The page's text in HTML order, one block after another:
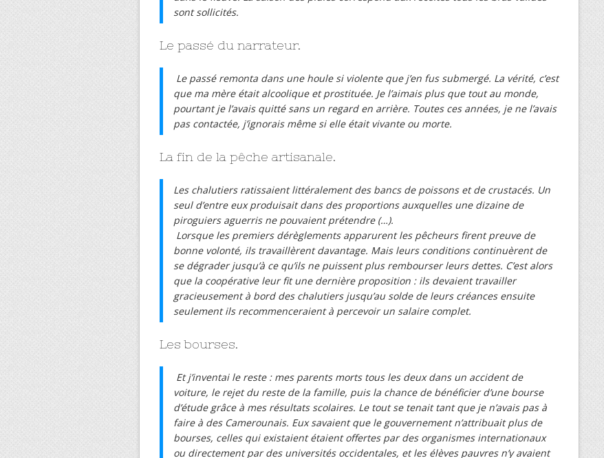
sont sollicités.
Le passé du narrateur.
Le passé remonta dans une houle si violente que j’en fus submergé. La vérité, c’est
que ma mère était alcoolique et prostituée. Je l’aimais plus que tout au monde,
pourtant je l’avais quitté sans un regard en arrière. Toutes ces années, je ne l’avais
pas contactée, j’ignorais même si elle était vivante ou morte.
La fin de la pêche artisanale.
Les chalutiers ratissaient littéralement des bancs de poissons et de crustacés. Un
seul d’entre eux produisait dans des proportions auxquelles une dizaine de
piroguiers aguerris ne pouvaient prétendre (…).
Lorsque les premiers dérèglements apparurent les pêcheurs firent preuve de
bonne volonté, ils travaillèrent davantage. Mais leurs conditions continuèrent de
se dégrader jusqu’à ce qu’ils ne puissent plus rembourser leurs dettes. C’est alors
que la coopérative leur fit une dernière proposition : ils devaient travailler
gracieusement à bord des chalutiers jusqu’au solde de leurs créances ensuite
seulement ils recommenceraient à percevoir un salaire complet.
Les bourses.
Et j’inventai le reste : mes parents morts tous les deux dans un accident de
voiture, le rejet du reste de la famille, puis la chance de bénéficier d’une bourse
d’étude grâce à mes résultats scolaires. Le tout se tenait tant que je n’avais pas à
faire à des Camerounais. Eux savaient que le gouvernement n’attribuait plus de
bourses, celles qui existaient étaient offertes par des organismes internationaux
ou directement par des universités occidentales, et les élèves pauvres n’y avaient